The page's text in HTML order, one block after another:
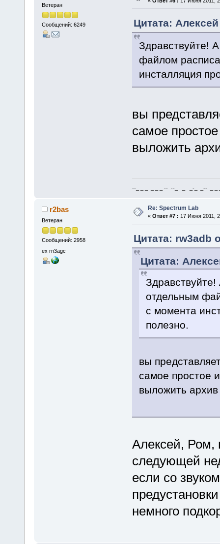
Ветеран
Сообщений: 6249
Цитата:
Здравствуйте!
файлом
инсталляция
вы
самое
выложить
--_ _ _ _ _ _ -- --_ _ _-_ _-- _ _
r2bas
Ветеран
Сообщений: 2958
ex rn3agc
Re: Spectrum Lab
« Ответ #7 : 17 Июня 2011,
Цитата: rw3adb
Цитата:
отдельным
с момента
полезно.
вы
самое простое
выложить
Алексей, Ром,
следующей
если со
немного